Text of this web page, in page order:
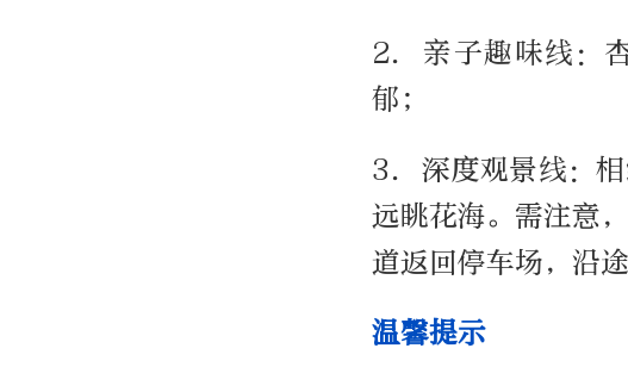
2. 亲子趣味线：
郁；
3. 深度观景线：
远眺花海。需注意
道返回停车场，沿
温馨提示